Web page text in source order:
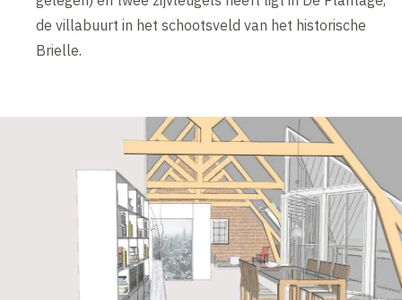
de villabuurt in het schootsveld van het historische
Brielle.